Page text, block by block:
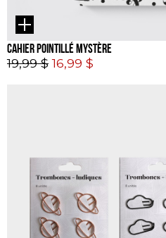
Cahier pointillé Mystère
19,99 $ 16,99 $